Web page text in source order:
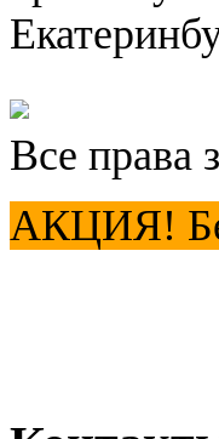
Все права
АКЦИЯ!